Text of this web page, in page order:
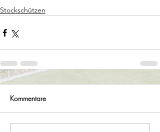
Stockschützen
Kommentare